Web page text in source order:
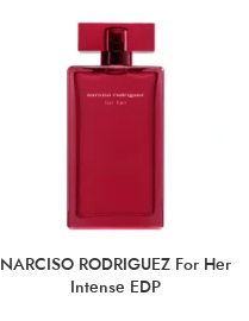
NARCISO RODRIGUEZ For Her
Intense EDP